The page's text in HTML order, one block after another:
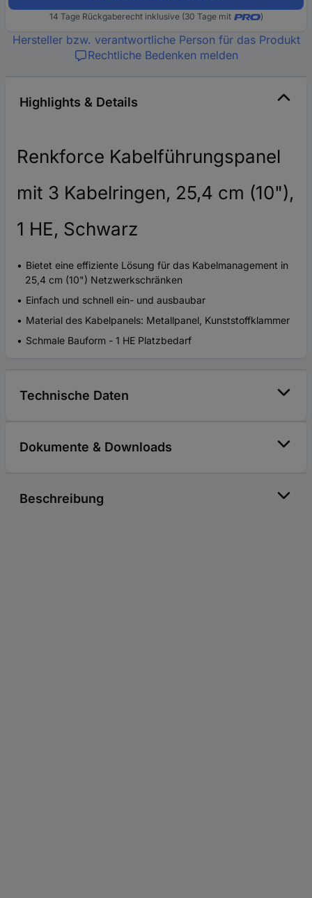
14 Tage Rückgaberecht inklusive (30 Tage mit )
Hersteller bzw. verantwortliche Person für das Produkt
Rechtliche Bedenken melden
Highlights & Details
Renkforce Kabelführungspanel
mit 3 Kabelringen, 25,4 cm (10"),
1 HE, Schwarz
Bietet eine effiziente Lösung für das Kabelmanagement in
25,4 cm (10") Netzwerkschränken
Einfach und schnell ein- und ausbaubar
Material des Kabelpanels: Metallpanel, Kunststoffklammer
Schmale Bauform - 1 HE Platzbedarf
Technische Daten
Dokumente & Downloads
Beschreibung